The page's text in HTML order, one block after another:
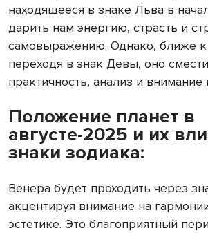
находящееся в знаке Льва в
дарить нам энергию, страсть и
самовыражению. Однако, ближе к
переходя в знак Девы, оно
практичность, анализ и внимание
Положение планет в
августе-2025 и их
знаки зодиака:
Венера будет проходить через
акцентируя внимание на
эстетике. Это благоприятный